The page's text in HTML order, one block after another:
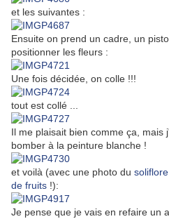
et les suivantes :
Ensuite on prend un cadre, un
positionner les fleurs :
Une fois décidée, on colle !!!
tout est collé ...
Il me plaisait bien comme ça, mais
bomber à la peinture blanche !
et voilà (avec une photo du
de fruits !):
Je pense que je vais en refaire un